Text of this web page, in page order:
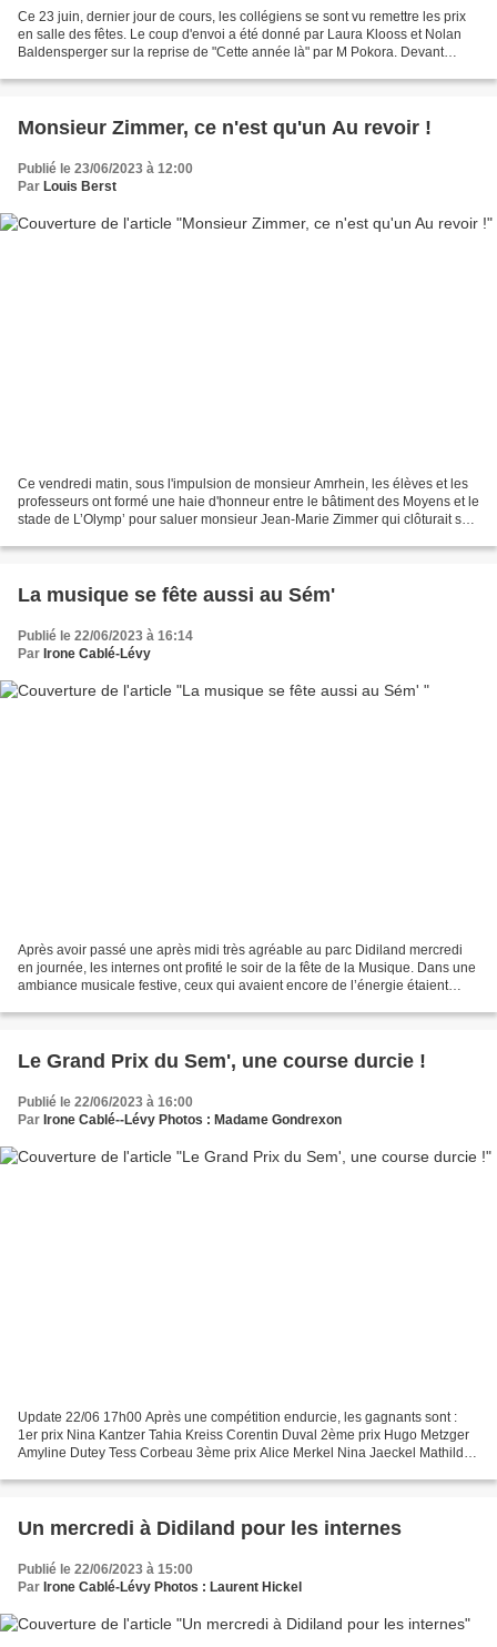
Ce 23 juin, dernier jour de cours, les collégiens se sont vu remettre les prix
en salle des fêtes. Le coup d'envoi a été donné par Laura Klooss et Nolan
Baldensperger sur la reprise de "Cette année là" par M Pokora. Devant
Monsieur Zimmer, ce n'est qu'un Au revoir !
Publié le 23/06/2023 à 12:00
Par Louis Berst
Ce vendredi matin, sous l'impulsion de monsieur Amrhein, les élèves et les
professeurs ont formé une haie d'honneur entre le bâtiment des Moyens et le
stade de L’Olymp’ pour saluer monsieur Jean-Marie Zimmer qui clôturait sa
La musique se fête aussi au Sém'
Publié le 22/06/2023 à 16:14
Par Irone Cablé-Lévy
Après avoir passé une après midi très agréable au parc Didiland mercredi
en journée, les internes ont profité le soir de la fête de la Musique. Dans une
ambiance musicale festive, ceux qui avaient encore de l’énergie étaient
Le Grand Prix du Sem', une course durcie !
Publié le 22/06/2023 à 16:00
Par Irone Cablé--Lévy Photos : Madame Gondrexon
Update 22/06 17h00 Après une compétition endurcie, les gagnants sont :
1er prix Nina Kantzer Tahia Kreiss Corentin Duval 2ème prix Hugo Metzger
Amyline Dutey Tess Corbeau 3ème prix Alice Merkel Nina Jaeckel Mathilde
Un mercredi à Didiland pour les internes
Publié le 22/06/2023 à 15:00
Par Irone Cablé-Lévy Photos : Laurent Hickel